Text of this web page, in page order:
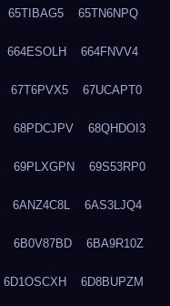
65TIBAG5 65TN6NPQ
664ESOLH 664FNVV4
67T6PVX5 67UCAPT0
68PDCJPV 68QHDOI3
69PLXGPN 69S53RP0
6ANZ4C8L 6AS3LJQ4
6B0V87BD 6BA9R10Z
6D1OSCXH 6D8BUPZM